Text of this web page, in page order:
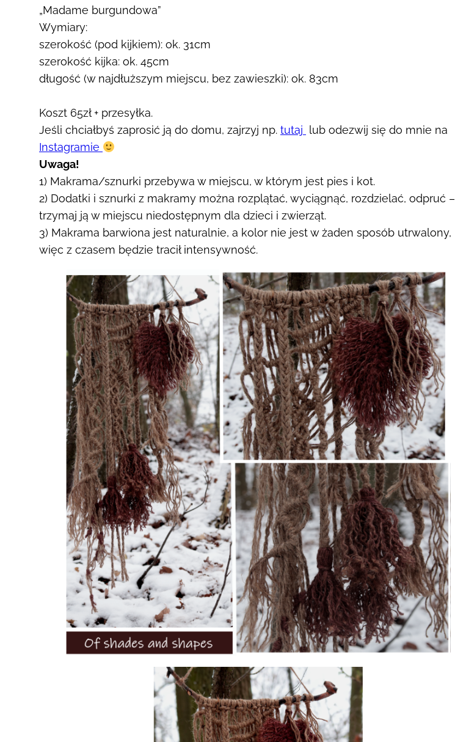
„Madame burgundowa”
Wymiary:
szerokość (pod kijkiem): ok. 31cm
szerokość kijka: ok. 45cm
długość (w najdłuższym miejscu, bez zawieszki): ok. 83cm
Koszt 65zł + przesyłka.
Jeśli chciałbyś zaprosić ją do domu, zajrzyj np. tutaj lub odezwij się do mnie na
Instagramie
Uwaga!
1) Makrama/sznurki przebywa w miejscu, w którym jest pies i kot.
2) Dodatki i sznurki z makramy można rozplątać, wyciągnąć, rozdzielać, odpruć –
trzymaj ją w miejscu niedostępnym dla dzieci i zwierząt.
3) Makrama barwiona jest naturalnie, a kolor nie jest w żaden sposób utrwalony,
więc z czasem będzie tracił intensywność.